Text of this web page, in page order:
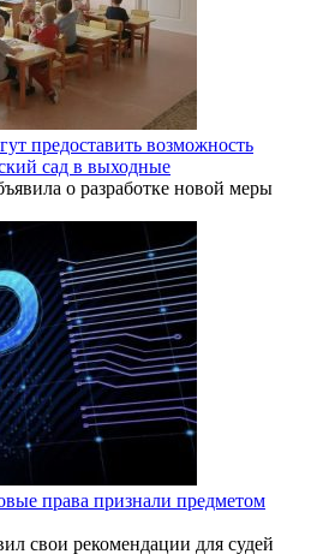
предоставить возможность
сад в выходные
о разработке новой меры
права признали предметом
свои рекомендации для судей